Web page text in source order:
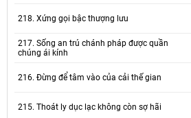
218. Xứng gọi bậc thượng lưu
217. Sống an trú chánh pháp được quần
chúng ái kính
216. Đừng để tâm vào của cải thế gian
215. Thoát ly dục lạc không còn sợ hãi